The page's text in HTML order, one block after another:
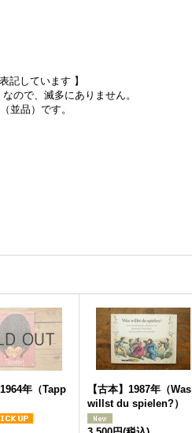
記しています 】
ので、滅多にありません。
並品）です。
年（Tapp
【古本】1987年（Was
willst du spielen?）